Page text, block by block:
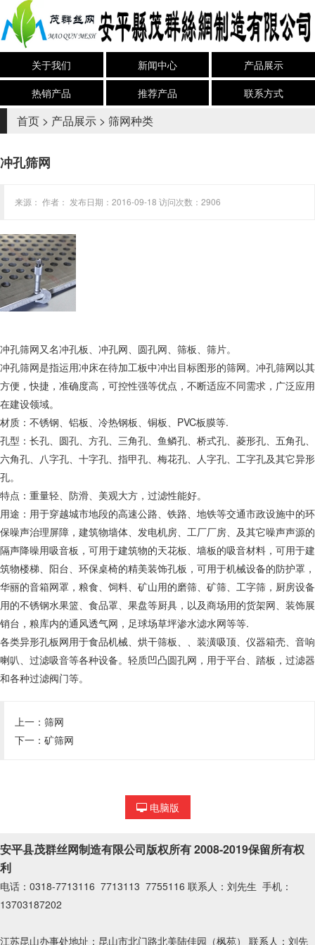
关于我们 新闻中心
产品展示
热销产品
推荐产品 联系方式
首页 > 产品展示 > 筛网种类
冲孔筛网
来源： 作者： 发布日期：2016-09-18 访问次数：2906
冲孔筛网又名冲孔板、冲孔网、圆孔网、筛板、筛片。
冲孔筛网是指运用冲床在待加工板中冲出目标图形的筛网。冲孔筛网以其
方便，快捷，准确度高，可控性强等优点，不断适应不同需求，广泛应用
在建设领域。
材质：不锈钢、铝板、冷热钢板、铜板、PVC板膜等.
孔型：长孔、圆孔、方孔、三角孔、鱼鳞孔、桥式孔、菱形孔、五角孔、
六角孔、八字孔、十字孔、指甲孔、梅花孔、人字孔、工字孔及其它异形
孔。
特点：重量轻、防滑、美观大方，过滤性能好。
用途：用于穿越城市地段的高速公路、铁路、地铁等交通市政设施中的环
保噪声治理屏障，建筑物墙体、发电机房、工厂厂房、及其它噪声声源的
隔声降噪用吸音板，可用于建筑物的天花板、墙板的吸音材料，可用于建
筑物楼梯、阳台、环保桌椅的精美装饰孔板，可用于机械设备的防护罩，
华丽的音箱网罩，粮食、饲料、矿山用的磨筛、矿筛、工字筛，厨房设备
用的不锈钢水果篮、食品罩、果盘等厨具，以及商场用的货架网、装饰展
销台，粮库内的通风透气网，足球场草坪渗水滤水网等等.
各类异形孔板网用于食品机械、烘干筛板、、装潢吸顶、仪器箱壳、音响
喇叭、过滤吸音等各种设备。轻质凹凸圆孔网，用于平台、踏板，过滤器
和各种过滤阀门等。
上一： 筛网
下一： 矿筛网
电脑版
安平县茂群丝网制造有限公司版权所有 2008-2019保留所有权
利
电话：0318-7713116 7713113 7755116 联系人：刘先生 手机：
13703187202
江苏昆山办事处地址：昆山市北门路北美陆佳园（枫苑） 联系人：刘先